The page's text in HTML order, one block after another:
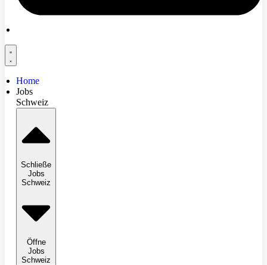
Home
Jobs
Schweiz
Schließe
Jobs
Schweiz
Öffne
Jobs
Schweiz